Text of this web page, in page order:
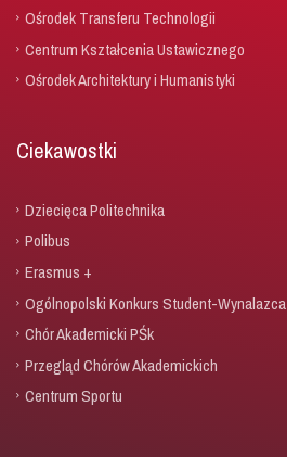
Ośrodek Transferu Technologii
Centrum Kształcenia Ustawicznego
Ośrodek Architektury i Humanistyki
Ciekawostki
Dziecięca Politechnika
Polibus
Erasmus +
Ogólnopolski Konkurs Student-Wynalazca
Chór Akademicki PŚk
Przegląd Chórów Akademickich
Centrum Sportu